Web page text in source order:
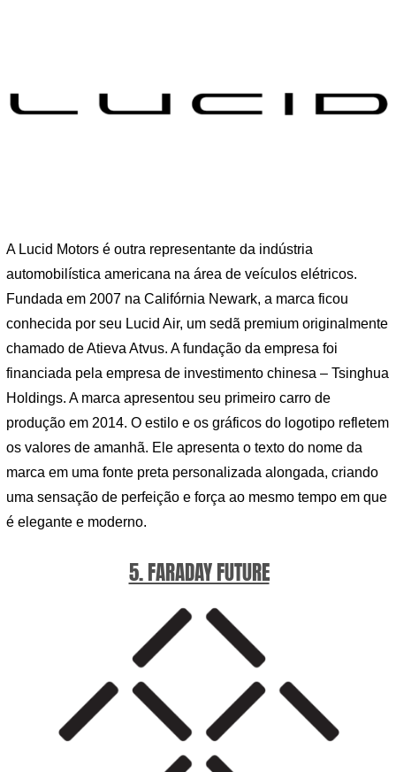
A Lucid Motors é outra representante da indústria
automobilística americana na área de veículos elétricos.
Fundada em 2007 na Califórnia Newark, a marca ficou
conhecida por seu Lucid Air, um sedã premium originalmente
chamado de Atieva Atvus. A fundação da empresa foi
financiada pela empresa de investimento chinesa – Tsinghua
Holdings. A marca apresentou seu primeiro carro de
produção em 2014. O estilo e os gráficos do logotipo refletem
os valores de amanhã. Ele apresenta o texto do nome da
marca em uma fonte preta personalizada alongada, criando
uma sensação de perfeição e força ao mesmo tempo em que
é elegante e moderno.
5. FARADAY FUTURE